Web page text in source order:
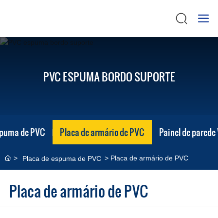
PVC ESPUMA BORDO SUPORTE
de PVC Placa de armário de PVC Painel de parede
Placa de espuma de PVC Placa de armário de PVC
Placa de armário de PVC